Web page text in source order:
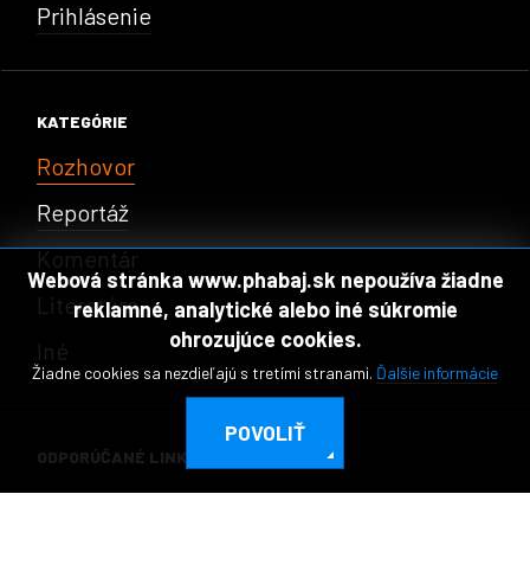
Prihlásenie
KATEGÓRIE
Rozhovor
Reportáž
Komentár
Literatúra
Iné
ODPORÚČANÉ LINKY
Www.jekhetane-Spolu.net
Webová stránka www.phabaj.sk nepoužíva žiadne
reklamné, analytické alebo iné súkromie
ohrozujúce cookies.
Žiadne cookies sa nezdieľajú s tretími stranami. Ďalšie informácie
POVOLIŤ